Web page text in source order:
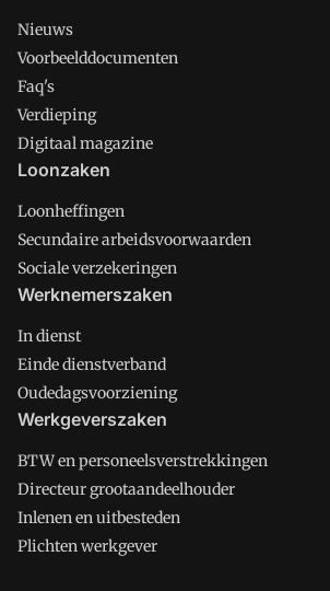
Nieuws
Voorbeelddocumenten
Faq's
Verdieping
Digitaal magazine
Loonzaken
Loonheffingen
Secundaire arbeidsvoorwaarden
Sociale verzekeringen
Werknemerszaken
In dienst
Einde dienstverband
Oudedagsvoorziening
Werkgeverszaken
BTW en personeelsverstrekkingen
Directeur grootaandeelhouder
Inlenen en uitbesteden
Plichten werkgever